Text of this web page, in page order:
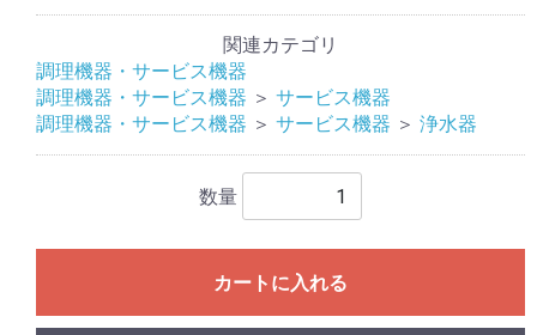
関連カテゴリ
調理機器・サービス機器
調理機器・サービス機器 ＞ サービス機器
調理機器・サービス機器 ＞ サービス機器 ＞ 浄水器
数量
カートに入れる